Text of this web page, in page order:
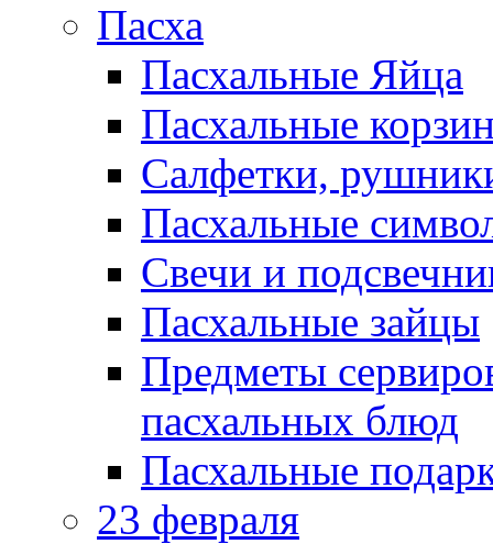
Пасха
Пасхальные Яйца
Пасхальные
Салфетки,
Пасхальные
Свечи и
Пасхальные зайцы
Предметы
пасхальных блюд
Пасхальные
23 февраля